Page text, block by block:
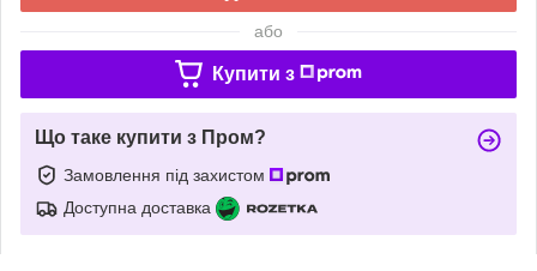
або
Купити з
Що таке купити з Пром?
Замовлення під захистом
Доступна доставка